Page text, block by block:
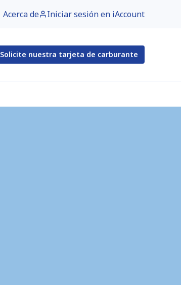
Acerca de Iniciar sesión en iAccount
Solicite nuestra tarjeta de carburante